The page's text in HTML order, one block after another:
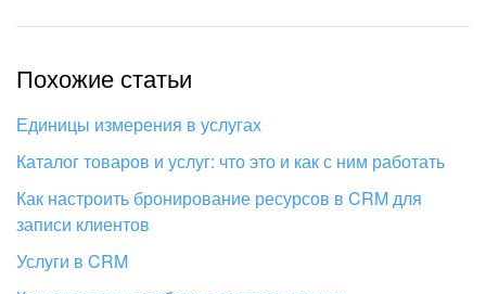
Похожие статьи
Единицы измерения в услугах
Каталог товаров и услуг: что это и как с ним работать
Как настроить бронирование ресурсов в CRM для
записи клиентов
Услуги в CRM